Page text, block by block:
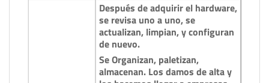
Después de adquirir el hardware,
se revisa uno a uno, se
actualizan, limpian, y configuran
de nuevo.
Se Organizan, paletizan,
almacenan. Los damos de alta y